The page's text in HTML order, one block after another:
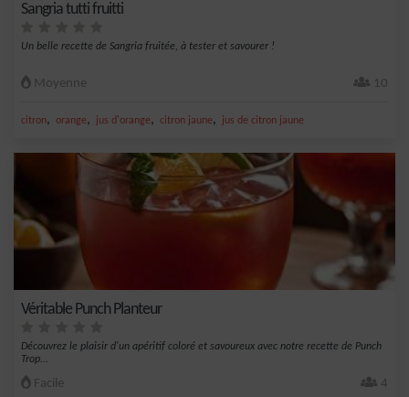
Sangria tutti fruitti
Un belle recette de Sangria fruitée, à tester et savourer !
Moyenne 10
citron, orange, jus d'orange, citron jaune, jus de citron jaune
Véritable Punch Planteur
Découvrez le plaisir d'un apéritif coloré et savoureux avec notre recette de Punch
Trop...
Facile 4